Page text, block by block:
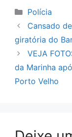
Categorias
Polícia
Cansado
giratória do
VEJA
da Marinha
Porto Velho